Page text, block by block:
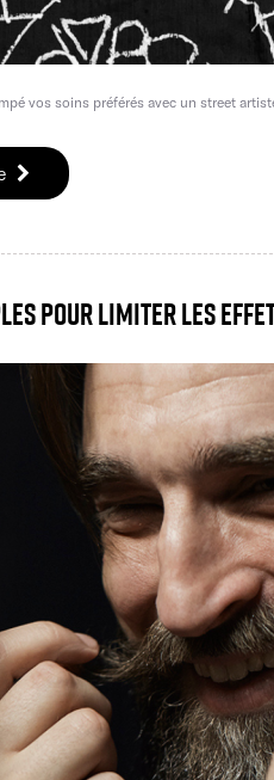
vos soins préférés avec un street
pour limiter les